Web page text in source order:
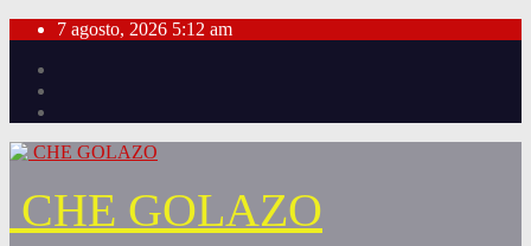
Saltar
contenido
7 agosto, 2026 5:12 am
CHE GOLAZO